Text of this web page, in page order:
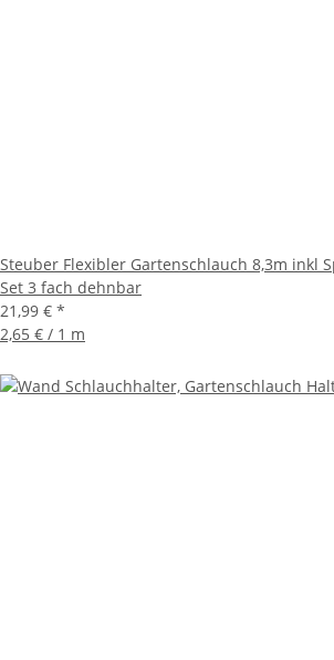
Steuber Flexibler Gartenschlauch 8,3m inkl
Set 3 fach dehnbar
21,99 € *
2,65 € / 1 m